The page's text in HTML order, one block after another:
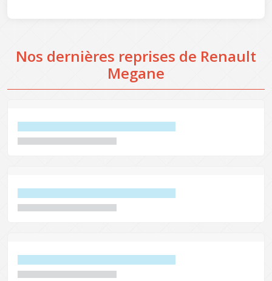
Nos dernières reprises de Renault
Megane